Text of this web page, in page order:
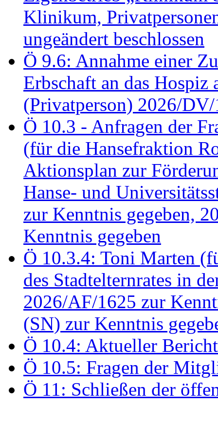
Klinikum,
ungeändert beschlossen
Ö 9.6: Annahme einer
Erbschaft an das
(Privatperson) 2026/DV/
Ö 10.3 - Anfragen der
(für die Hansefraktion
Aktionsplan zur
Hanse- und
zur Kenntnis gegeben,
Kenntnis gegeben
Ö 10.3.4: Toni Marten
des Stadtelternrates in
2026/AF/1625 zur
(SN) zur Kenntnis
Ö 10.4: Aktueller
Ö 10.5: Fragen der
Ö 11: Schließen der